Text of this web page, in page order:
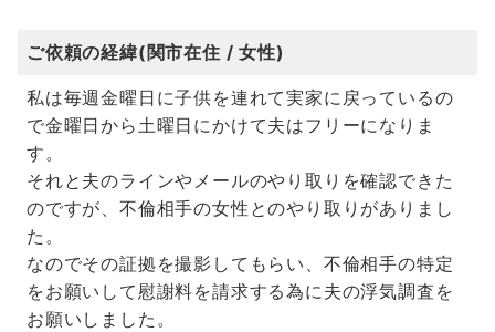
ご依頼の経緯(関市在住 / 女性)
私は毎週金曜日に子供を連れて実家に戻っているの
で金曜日から土曜日にかけて夫はフリーになりま
す。
それと夫のラインやメールのやり取りを確認できた
のですが、不倫相手の女性とのやり取りがありまし
た。
なのでその証拠を撮影してもらい、不倫相手の特定
をお願いして慰謝料を請求する為に夫の浮気調査を
お願いしました。